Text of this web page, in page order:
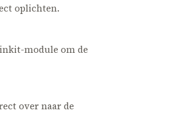
oplichten.
module om de
over naar de